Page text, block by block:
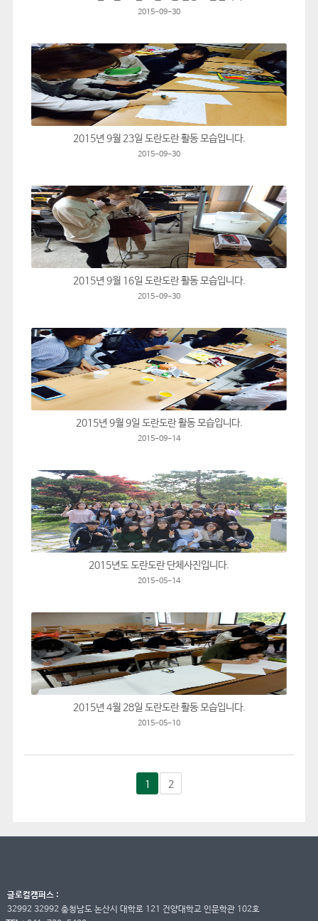
2015-09-30
2015년 9월 23일 도란도란 활동 모습입니다.
2015-09-30
2015년 9월 16일 도란도란 활동 모습입니다.
2015-09-30
2015년 9월 9일 도란도란 활동 모습입니다.
2015-09-14
2015년도 도란도란 단체사진입니다.
2015-05-14
2015년 4월 28일 도란도란 활동 모습입니다.
2015-05-10
1 2
글로컬캠퍼스 :
32992 32992 충청남도 논산시 대학로 121 건양대학교 인문학관 102호